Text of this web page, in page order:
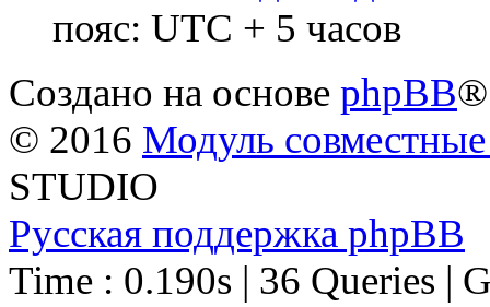
пояс: UTC + 5 часов
Создано на основе phpBB®
© 2016 Модуль
STUDIO
Русская поддержка phpBB
Time : 0.190s | 36 Queries |